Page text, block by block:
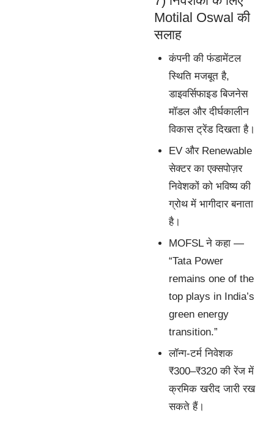
Motilal Oswal की
सलाह
कंपनी की फंडामेंटल
स्थिति मजबूत है,
डाइवर्सिफाइड बिजनेस
मॉडल और दीर्घकालीन
विकास ट्रेंड दिखता है।
EV और Renewable
सेक्टर का एक्सपोज़र
निवेशकों को भविष्य की
ग्रोथ में भागीदार बनाता
है।
MOFSL ने कहा —
“Tata Power
remains one of the
top plays in India’s
green energy
transition.”
लॉन्ग-टर्म निवेशक
₹300–₹320 की रेंज में
क्रमिक खरीद जारी रख
सकते हैं।